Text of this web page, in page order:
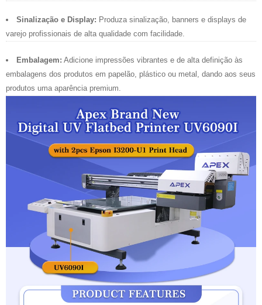
Sinalização e Display: Produza sinalização, banners e displays de
varejo profissionais de alta qualidade com facilidade.
Embalagem: Adicione impressões vibrantes e de alta definição às
embalagens dos produtos em papelão, plástico ou metal, dando aos seus
produtos uma aparência premium.